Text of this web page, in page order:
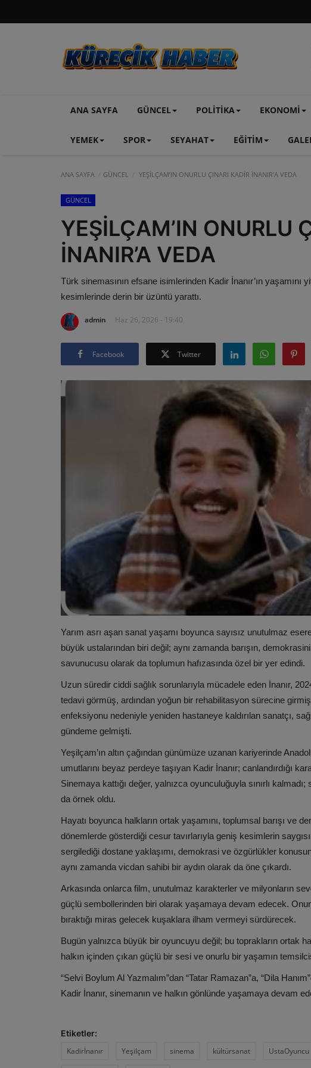
ANA SAYFA GÜNCEL POLİTİKA EKONOMİ
YEMEK SPOR SEYAHAT EĞİTİM
ANA SAYFA GÜNCEL YEŞİLÇAM’IN ONURLU ÇINARI KADİR İNANIR’A VEDA
GÜNCEL
YEŞİLÇAM’IN ONURLU
İNANIR’A VEDA
Türk sinemasının efsane isimlerinden Kadir İnanır’ın
kesimlerinde derin bir üzüntü yarattı.
admin Haz 26, 2026 - 19:40
Facebook Twitter
Yarım asrı aşan sanat yaşamı boyunca sayısız unutulmaz
büyük ustalarından biri değil; aynı zamanda barışın,
savunucusu olarak da toplumun hafızasında özel bir yer edindi.
Uzun süredir ciddi sağlık sorunlarıyla mücadele eden İnanır,
tedavi görmüş, ardından yoğun bir rehabilitasyon sürecine
enfeksiyonu nedeniyle yeniden hastaneye kaldırılan sanatçı,
gündeme gelmişti.
Yeşilçam’ın altın çağından günümüze uzanan kariyerinde
umutlarını beyaz perdeye taşıyan Kadir İnanır; canlandırdığı
Sinemaya kattığı değer, yalnızca oyunculuğuyla sınırlı
da örnek oldu.
Hayatı boyunca halkların ortak yaşamını, toplumsal barışı ve
dönemlerde gösterdiği cesur tavırlarıyla geniş kesimlerin
sergilediği dostane yaklaşımı, demokrasi ve özgürlükler
aynı zamanda vicdan sahibi bir aydın olarak da öne çıkardı.
Arkasında onlarca film, unutulmaz karakterler ve milyonların
güçlü sembollerinden biri olarak yaşamaya devam edecek.
bıraktığı miras gelecek kuşaklara ilham vermeyi sürdürecek.
Bugün yalnızca büyük bir oyuncuyu değil; bu toprakların ortak
halkın içinden çıkan güçlü bir sesi ve onurlu bir yaşamın
“Selvi Boylum Al Yazmalım”dan “Tatar Ramazan”a, “Dila
Kadir İnanır, sinemanın ve halkın gönlünde yaşamaya devam
Etiketler:
Kadirİnanır
Yeşilçam sinema kültürsanat UstaOyuncu